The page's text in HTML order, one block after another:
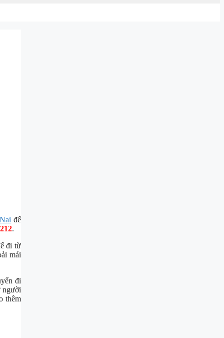
để
.
đi từ
mái
đi
người
thêm